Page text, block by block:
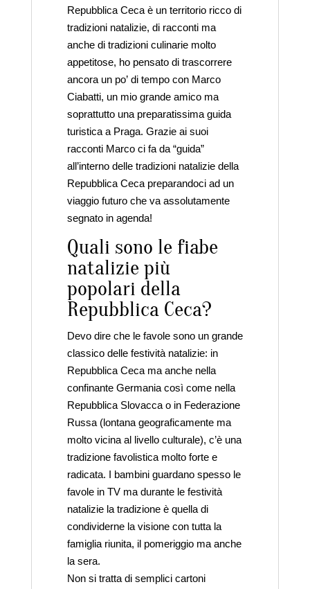
Repubblica Ceca è un territorio ricco di
tradizioni natalizie, di racconti ma
anche di tradizioni culinarie molto
appetitose, ho pensato di trascorrere
ancora un po’ di tempo con Marco
Ciabatti, un mio grande amico ma
soprattutto una preparatissima guida
turistica a Praga. Grazie ai suoi
racconti Marco ci fa da “guida”
all’interno delle tradizioni natalizie della
Repubblica Ceca preparandoci ad un
viaggio futuro che va assolutamente
segnato in agenda!
Quali sono le fiabe
natalizie più
popolari della
Repubblica Ceca?
Devo dire che le favole sono un grande
classico delle festività natalizie: in
Repubblica Ceca ma anche nella
confinante Germania così come nella
Repubblica Slovacca o in Federazione
Russa (lontana geograficamente ma
molto vicina al livello culturale), c’è una
tradizione favolistica molto forte e
radicata. I bambini guardano spesso le
favole in TV ma durante le festività
natalizie la tradizione è quella di
condividerne la visione con tutta la
famiglia riunita, il pomeriggio ma anche
la sera.
Non si tratta di semplici cartoni